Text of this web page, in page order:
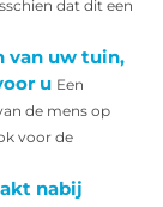
dat dit een
van uw tuin,
u Een
de mens op
voor de
nabij